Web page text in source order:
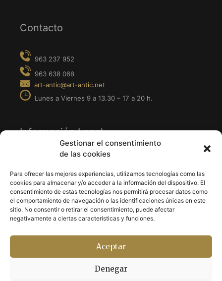
Gestionar el consentimiento
de las cookies
Para ofrecer las mejores experiencias, utilizamos tecnologías como las
cookies para almacenar y/o acceder a la información del dispositivo. El
consentimiento de estas tecnologías nos permitirá procesar datos como
el comportamiento de navegación o las identificaciones únicas en este
sitio. No consentir o retirar el consentimiento, puede afectar
negativamente a ciertas características y funciones.
Aceptar
Denegar
Contacto
Información Legal
· Política de Privacidad
· Política de Cookies
Síguenos en
· Instagram